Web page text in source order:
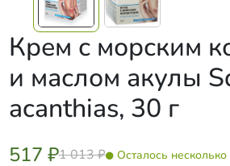
Крем с морским
и маслом акулы
acanthias, 30 г
517 ₽1 013 ₽ Осталось несколько